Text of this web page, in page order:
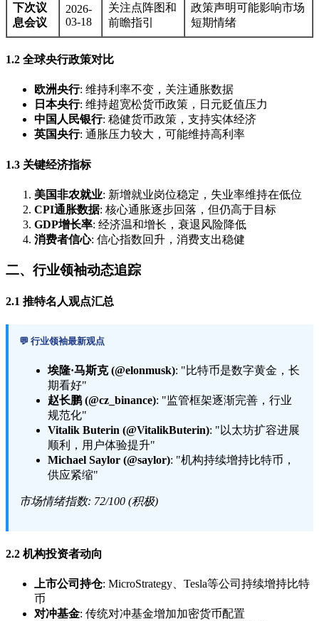
下次议
息会议
2026-
03-18
关注点阵图和
前瞻指引
政策声明可能影响市场
短期情绪
1.2 全球央行政策对比
欧洲央行: 维持利率不变，关注通胀数据
日本央行: 维持超宽松货币政策，日元贬值压力
中国人民银行: 稳健货币政策，支持实体经济
英国央行: 通胀压力较大，可能维持高利率
1.3 关键经济指标
美国非农就业: 新增就业岗位稳定，失业率维持在低位
CPI通胀数据: 核心通胀逐步回落，但仍高于目标
GDP增长率: 经济温和增长，衰退风险降低
消费者信心: 信心指数回升，消费支出稳健
二、行业领袖动态追踪
2.1 推特名人观点汇总
💬 行业领袖最新观点
埃隆·马斯克 (@elonmusk): "比特币是数字黄金，长
期看好"
赵长鹏 (@cz_binance): "监管框架逐渐完善，行业
规范化"
Vitalik Buterin (@VitalikButerin): "以太坊扩容进展
顺利，用户体验提升"
Michael Saylor (@saylor): "机构持续增持比特币，
供应紧缩"
市场情绪指数: 72/100 (积极)
2.2 机构投资者动向
上市公司持仓: MicroStrategy、Tesla等公司持续增持比特
币
对冲基金: 传统对冲基金增加加密货币配置